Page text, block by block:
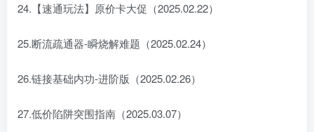
24.【速通玩法】原价卡大促（2025.02.22）
25.断流疏通器-瞬烧解难题（2025.02.24）
26.链接基础内功-进阶版（2025.02.26）
27.低价陷阱突围指南（2025.03.07）